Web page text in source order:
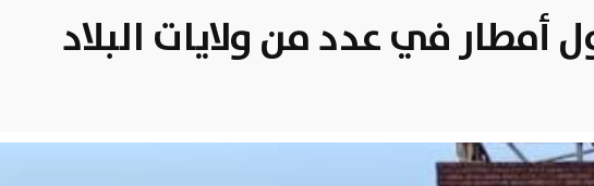
في عدد من ولايات البلاد